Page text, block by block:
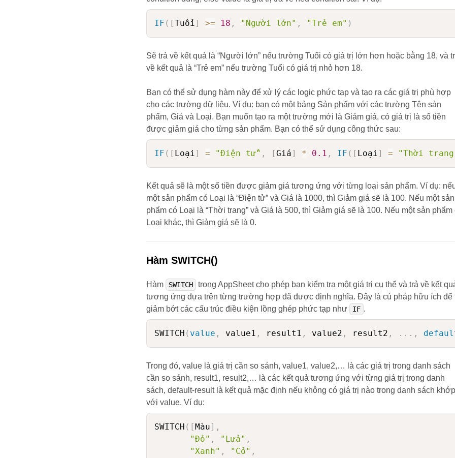
IF ( [Tuổi] >= 18 , "Người lớn" , "Trẻ em" )
Sẽ trả về kết quả là “Người lớn” nếu trường Tuổi có giá trị lớn hơn hoặc bằng 18, và
về kết quả là “Trẻ em” nếu trường Tuổi có giá trị nhỏ hơn 18.
Bạn có thể sử dụng hàm này để xử lý các logic phức tạp và tạo ra các giá trị phù hợp
cho các trường dữ liệu. Ví dụ: bạn có một bảng Sản phẩm với các trường Tên sản
phẩm, Giá và Loại. Bạn muốn tạo ra một trường mới là Giảm giá, có giá trị là số tiền
được giảm giá cho từng sản phẩm. Bạn có thể sử dụng công thức sau:
IF ( [ Loại] = "Điện tử" , [Giá] * 0.1 , IF ( [ Loại] = "Thời
Kết quả sẽ là một số tiền được giảm giá tương ứng với từng loại sản phẩm. Ví dụ:
một sản phẩm có Loại là “Điện tử” và Giá là 1000, thì Giảm giá sẽ là 100. Nếu một sản
phẩm có Loại là “Thời trang” và Giá là 500, thì Giảm giá sẽ là 100. Nếu một sản phẩm
Loại khác, thì Giảm giá sẽ là 0.
Hàm SWITCH()
Hàm SWITCH
trong AppSheet cho phép bạn kiểm tra một giá trị cụ thể và trả về kết
tương ứng dựa trên từng trường hợp đã được định nghĩa. Đây là cú pháp hữu ích để
giảm bớt các cấu trúc điều kiện lồng ghép phức tạp như
IF .
SWITCH ( value , value1 , result1 , value2 , result2 , . . . ,
Trong đó, value là giá trị cần so sánh, value1, value2,… là các giá trị trong danh sách
cần so sánh, result1, result2,… là các kết quả tương ứng với từng giá trị trong danh
sách, default-result là kết quả mặc định nếu không có giá trị nào trong danh sách
với value. Ví dụ:
SWITCH ( [Màu] ,
"Đỏ" , "Lửa" ,
"Xanh" , "Cỏ" ,